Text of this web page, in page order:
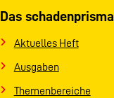
Das schadenprisma
Aktuelles Heft
Ausgaben
Themenbereiche